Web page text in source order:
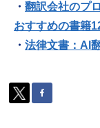
・ 翻訳会社のプ
おすすめの書籍
・ 法律文書：AI